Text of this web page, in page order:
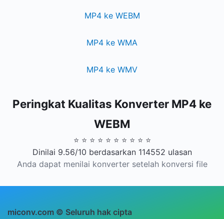
MP4 ke WEBM
MP4 ke WMA
MP4 ke WMV
Peringkat Kualitas Konverter MP4 ke
WEBM
⭐ ⭐ ⭐ ⭐ ⭐ ⭐ ⭐ ⭐ ⭐ ⭐
Dinilai 9.56/10 berdasarkan 114552 ulasan
Anda dapat menilai konverter setelah konversi file
miconv.com © Seluruh hak cipta